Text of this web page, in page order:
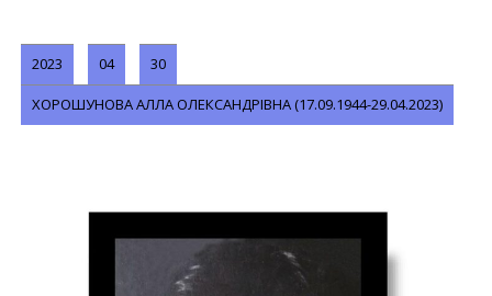
2023 04 30
ХОРОШУНОВА АЛЛА ОЛЕКСАНДРІВНА (17.09.1944-29.04.2023)